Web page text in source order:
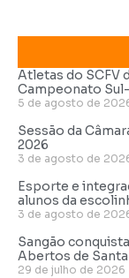
Atletas do SCFV
Campeonato
5 de agosto de
Sessão da
2026
3 de agosto de
Esporte e
alunos da
3 de agosto de
Sangão
Abertos de
29 de julho de 2026